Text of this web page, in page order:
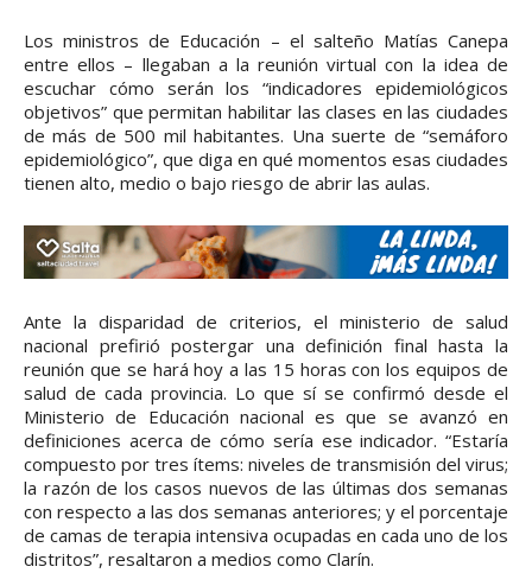
Los ministros de Educación – el salteño Matías Canepa
entre ellos – llegaban a la reunión virtual con la idea de
escuchar cómo serán los “indicadores epidemiológicos
objetivos” que permitan habilitar las clases en las ciudades
de más de 500 mil habitantes. Una suerte de “semáforo
epidemiológico”, que diga en qué momentos esas ciudades
tienen alto, medio o bajo riesgo de abrir las aulas.
Ante la disparidad de criterios, el ministerio de salud
nacional prefirió postergar una definición final hasta la
reunión que se hará hoy a las 15 horas con los equipos de
salud de cada provincia. Lo que sí se confirmó desde el
Ministerio de Educación nacional es que se avanzó en
definiciones acerca de cómo sería ese indicador. “Estaría
compuesto por tres ítems: niveles de transmisión del virus;
la razón de los casos nuevos de las últimas dos semanas
con respecto a las dos semanas anteriores; y el porcentaje
de camas de terapia intensiva ocupadas en cada uno de los
distritos”, resaltaron a medios como Clarín.